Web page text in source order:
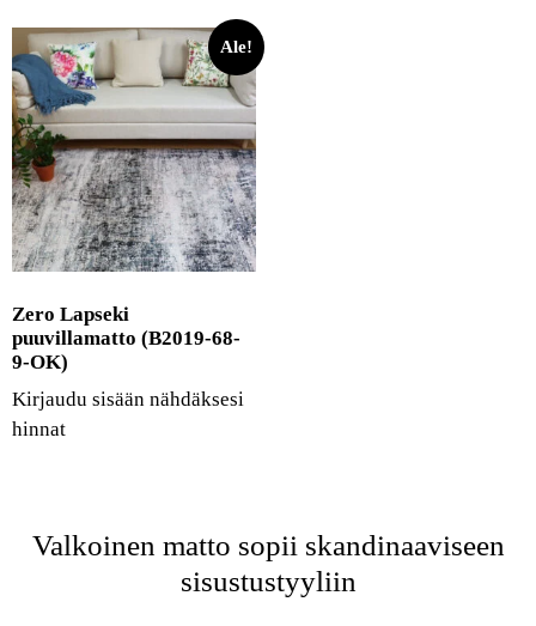
Ale!
Zero Lapseki
puuvillamatto (B2019-68-
9-OK)
Kirjaudu sisään nähdäksesi
hinnat
Valkoinen matto sopii skandinaaviseen
sisustustyyliin